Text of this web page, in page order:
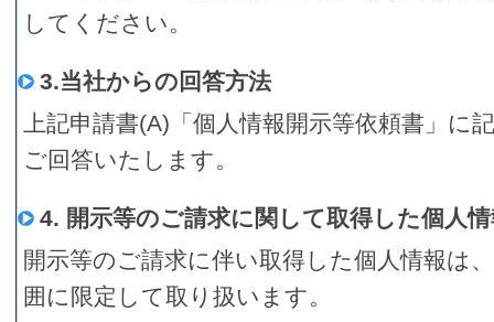
してください。
3.当社からの回答方法
上記申請書(A)「個人情報開示等依頼書」に
ご回答いたします。
4. 開示等のご請求に関して取得した個人
開示等のご請求に伴い取得した個人情報は
囲に限定して取り扱います。